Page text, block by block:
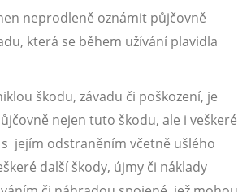
neprodleně oznámit půjčovně
která se během užívání plavidla
škodu, závadu či poškození, je
nejen tuto škodu, ale i veškeré
jejím odstraněním včetně ušlého
další škody, újmy či náklady